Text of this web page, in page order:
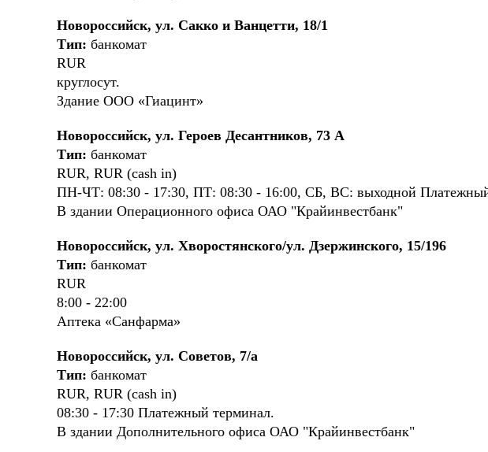
Новороссийск, ул. Сакко и Ванцетти, 18/1
Тип: банкомат
RUR
круглосут.
Здание ООО «Гиацинт»
Новороссийск, ул. Героев Десантников, 73 А
Тип: банкомат
RUR, RUR (cash in)
ПН-ЧТ: 08:30 - 17:30, ПТ: 08:30 - 16:00, СБ, ВС: выходной
В здании Операционного офиса ОАО "Крайинвестбанк"
Новороссийск, ул. Хворостянского/ул. Дзержинского, 15/196
Тип: банкомат
RUR
8:00 - 22:00
Аптека «Санфарма»
Новороссийск, ул. Советов, 7/а
Тип: банкомат
RUR, RUR (cash in)
08:30 - 17:30 Платежный терминал.
В здании Дополнительного офиса ОАО "Крайинвестбанк"